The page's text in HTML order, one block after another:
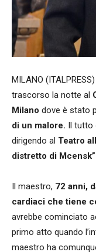
MILANO
trascorso la notte al
Milano dove è stato
di un malore. Il tutto
dirigendo al Teatro
distretto di Mcensk”
Il maestro, 72 anni,
cardiaci che tiene
avrebbe cominciato
primo atto quando
maestro ha